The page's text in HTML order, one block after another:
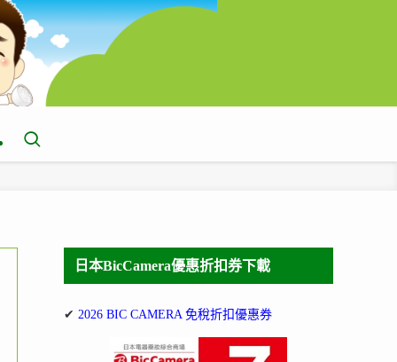
日本BicCamera優惠折扣券下載
✔ 2026 BIC CAMERA 免稅折扣優惠券